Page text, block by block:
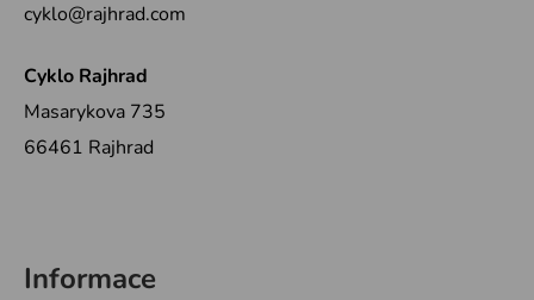
cyklo@rajhrad.com
Cyklo Rajhrad
Masarykova 735
66461 Rajhrad
Informace